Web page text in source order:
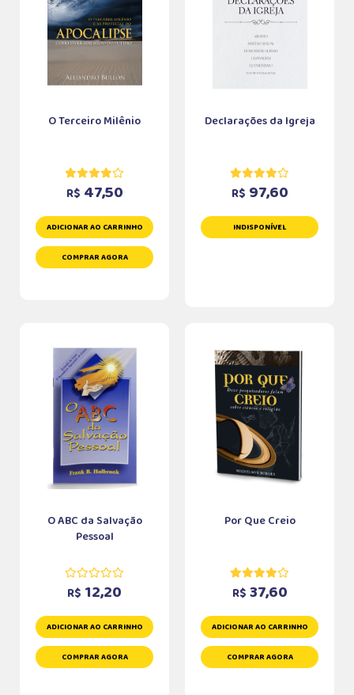
O Terceiro Milênio
R$ 47,50
ADICIONAR AO CARRINHO
COMPRAR AGORA
Declarações da Igreja
R$ 97,60
INDISPONÍVEL
O ABC da Salvação
Pessoal
R$ 12,20
ADICIONAR AO CARRINHO
COMPRAR AGORA
Por Que Creio
R$ 37,60
ADICIONAR AO CARRINHO
COMPRAR AGORA